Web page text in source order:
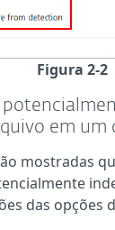
Figura 2-2
em um
mostradas
das opções